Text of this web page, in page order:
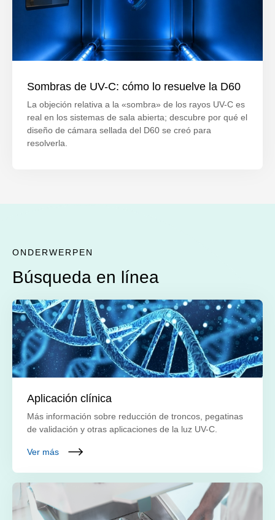
Sombras de UV-C: cómo lo resuelve la D60
La objeción relativa a la «sombra» de los rayos UV-C es
real en los sistemas de sala abierta; descubre por qué el
diseño de cámara sellada del D60 se creó para
resolverla.
ONDERWERPEN
Búsqueda en línea
Aplicación clínica
Más información sobre reducción de troncos, pegatinas
de validación y otras aplicaciones de la luz UV-C.
Ver más